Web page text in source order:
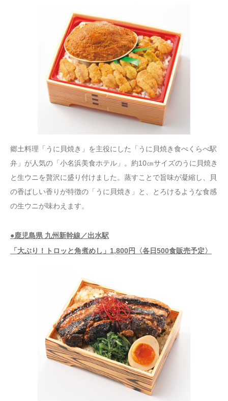
郷土料理「うに貝焼き」を主役にした「うに貝焼き食べくらべ駅
弁」が人気の「小名浜美食ホテル」。約10㎝サイズのうに貝焼き
と生ウニを贅沢に盛り付けました。蒸すことで旨味が凝縮し、貝
の香ばしい香りが特徴の「うに貝焼き」と、とろけるような食感
の生ウニが味わえます。
●鹿児島県 九州新幹線／出水駅
「大ぶり！トロッと角煮めし」1,800円〈各日500食販売予定〉